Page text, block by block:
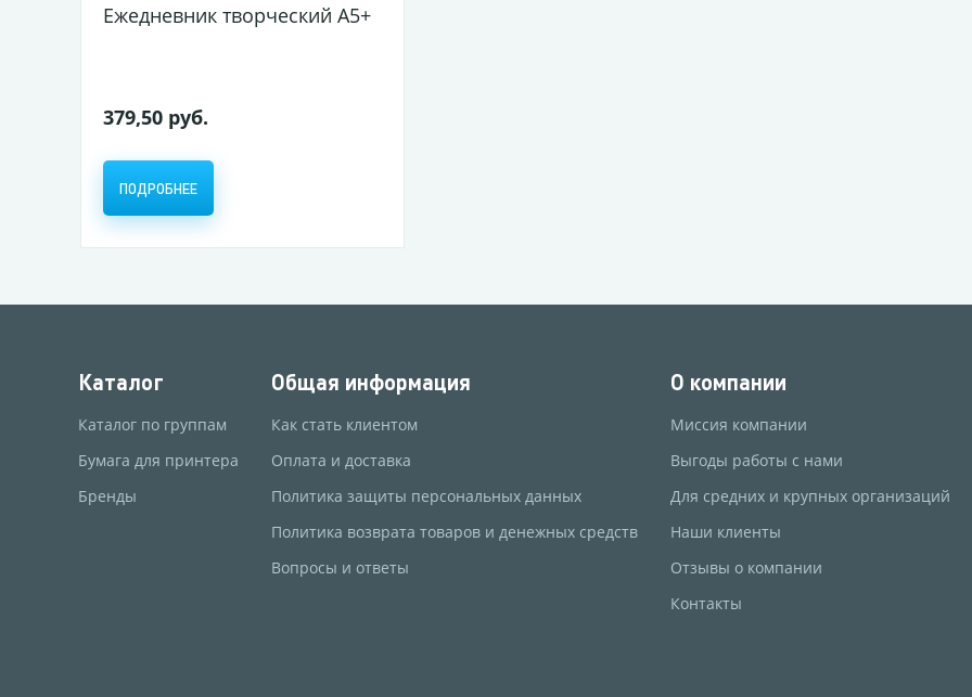
Ежедневник творческий А5+ 128л (167*246) EXTRA ART. Еноты на поляне мат.лам (16)
379,50 руб.
ПОДРОБНЕЕ
Каталог
Каталог по группам
Бумага для принтера
Бренды
Общая информация
Как стать клиентом
Оплата и доставка
Политика защиты персональных данных
Политика возврата товаров и денежных средств
Вопросы и ответы
О компании
Миссия компании
Выгоды работы с нами
Для средних и крупных организаций
Наши клиенты
Отзывы о компании
Контакты